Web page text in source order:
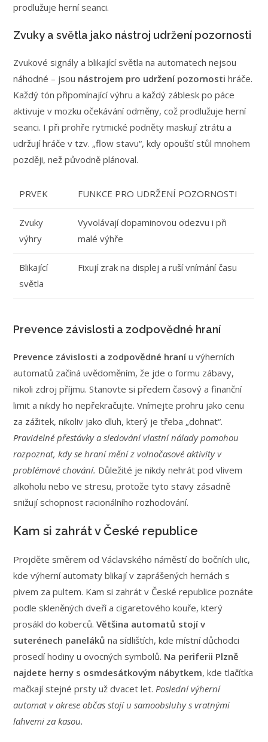
prodlužuje herní seanci.
Zvuky a světla jako nástroj udržení pozornosti
Zvukové signály a blikající světla na automatech nejsou
náhodné – jsou nástrojem pro udržení pozornosti hráče.
Každý tón připomínající výhru a každý záblesk po páce
aktivuje v mozku očekávání odměny, což prodlužuje herní
seanci. I při prohře rytmické podněty maskují ztrátu a
udržují hráče v tzv. „flow stavu“, kdy opouští stůl mnohem
později, než původně plánoval.
PRVEK FUNKCE PRO UDRŽENÍ POZORNOSTI
Zvuky
výhry
Vyvolávají dopaminovou odezvu i při
malé výhře
Blikající
světla
Fixují zrak na displej a ruší vnímání času
Prevence závislosti a zodpovědné hraní
Prevence závislosti a zodpovědné hraní u výherních
automatů začíná uvědoměním, že jde o formu zábavy,
nikoli zdroj příjmu. Stanovte si předem časový a finanční
limit a nikdy ho nepřekračujte. Vnímejte prohru jako cenu
za zážitek, nikoliv jako dluh, který je třeba „dohnat“.
Pravidelné přestávky a sledování vlastní nálady pomohou
rozpoznat, kdy se hraní mění z volnočasové aktivity v
problémové chování. Důležité je nikdy nehrát pod vlivem
alkoholu nebo ve stresu, protože tyto stavy zásadně
snižují schopnost racionálního rozhodování.
Kam si zahrát v České republice
Projděte směrem od Václavského náměstí do bočních ulic,
kde výherní automaty blikají v zaprášených hernách s
pivem za pultem. Kam si zahrát v České republice poznáte
podle skleněných dveří a cigaretového kouře, který
prosákl do koberců.Většina automatů stojí v
suterénech paneláků na sídlištích, kde místní důchodci
prosedí hodiny u ovocných symbolů. Na periferii Plzně
najdete herny s osmdesátkovým nábytkem, kde tlačítka
mačkají stejné prsty už dvacet let.Poslední výherní
automat v okrese občas stojí u samoobsluhy s vratnými
lahvemi za kasou.